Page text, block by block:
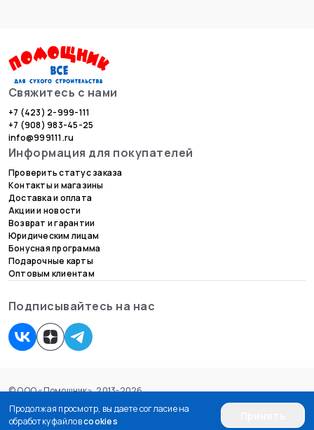
Продолжая просмотр, вы даете согласие на
обработку файловcookies
Свяжитесь с нами
+7 (423) 2-999-111
+7 (908) 983-45-25
info@999111.ru
Информация для покупателей
Проверить статус заказа
Контакты и магазины
Доставка и оплата
Акции и новости
Возврат и гарантии
Юридическим лицам
Бонусная программа
Подарочные карты
Оптовым клиентам
Подписывайтесь на нас
© ООО «Помощник», 2013-2026.
Согласие на обработку персональных данных
Пользовательское соглашение